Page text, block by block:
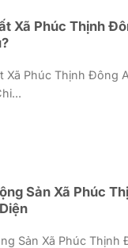
Xã Phúc Thịnh
Xã Phúc Thịnh Đông
Sản Xã Phúc
Sản Xã Phúc Thịnh